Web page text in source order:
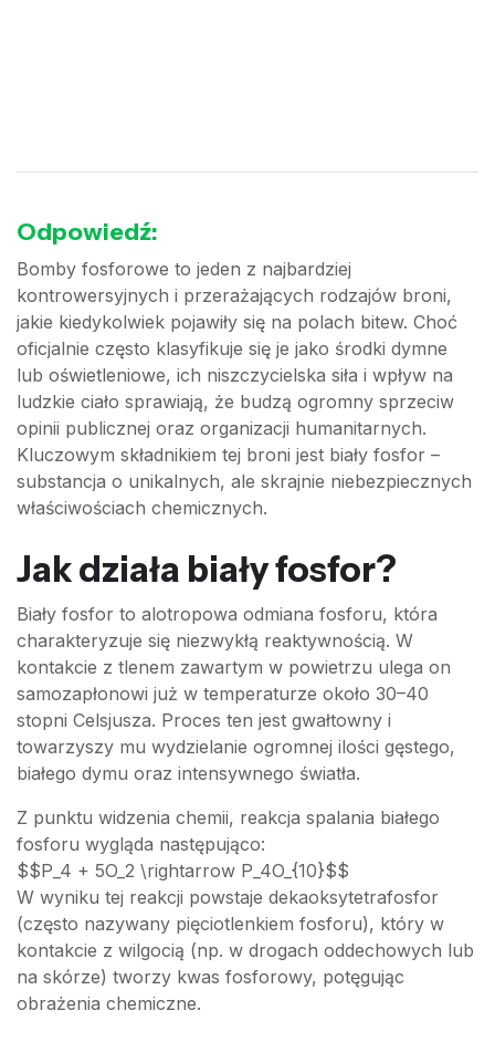
Odpowiedź:
Bomby fosforowe to jeden z najbardziej
kontrowersyjnych i przerażających rodzajów broni,
jakie kiedykolwiek pojawiły się na polach bitew. Choć
oficjalnie często klasyfikuje się je jako środki dymne
lub oświetleniowe, ich niszczycielska siła i wpływ na
ludzkie ciało sprawiają, że budzą ogromny sprzeciw
opinii publicznej oraz organizacji humanitarnych.
Kluczowym składnikiem tej broni jest biały fosfor –
substancja o unikalnych, ale skrajnie niebezpiecznych
właściwościach chemicznych.
Jak działa biały fosfor?
Biały fosfor to alotropowa odmiana fosforu, która
charakteryzuje się niezwykłą reaktywnością. W
kontakcie z tlenem zawartym w powietrzu ulega on
samozapłonowi już w temperaturze około 30–40
stopni Celsjusza. Proces ten jest gwałtowny i
towarzyszy mu wydzielanie ogromnej ilości gęstego,
białego dymu oraz intensywnego światła.
Z punktu widzenia chemii, reakcja spalania białego
fosforu wygląda następująco:
$$P_4 + 5O_2 \rightarrow P_4O_{10}$$
W wyniku tej reakcji powstaje dekaoksytetrafosfor
(często nazywany pięciotlenkiem fosforu), który w
kontakcie z wilgocią (np. w drogach oddechowych lub
na skórze) tworzy kwas fosforowy, potęgując
obrażenia chemiczne.